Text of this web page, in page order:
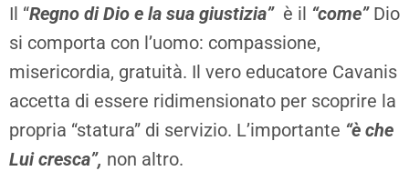
Il “Regno di Dio e la sua giustizia”è il “come” Dio
si comporta con l’uomo: compassione,
misericordia, gratuità. Il vero educatore Cavanis
accetta di essere ridimensionato per scoprire la
propria “statura” di servizio. L’importante “è che
Lui cresca”, non altro.